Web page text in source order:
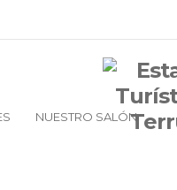
NUESTRO SALÓN